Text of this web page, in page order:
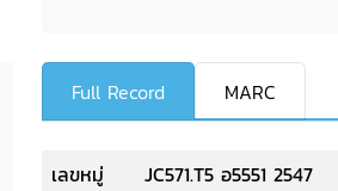
Full Record MARC
เลขหมู่
JC571.T5 อ5551 2547